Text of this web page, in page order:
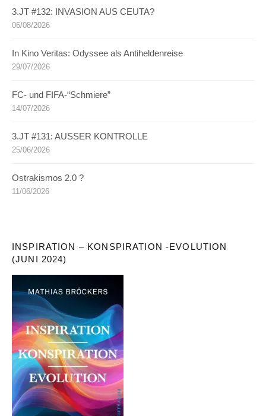
3.JT #132: INVASION AUS CEUTA?
06/08/2026
In Kino Veritas: Odyssee als Antiheldenreise
29/07/2026
FC- und FIFA-“Schmiere”
14/07/2026
3.JT #131: AUSSER KONTROLLE
25/06/2026
Ostrakismos 2.0 ?
11/06/2026
INSPIRATION – KONSPIRATION -EVOLUTION
(JUNI 2024)